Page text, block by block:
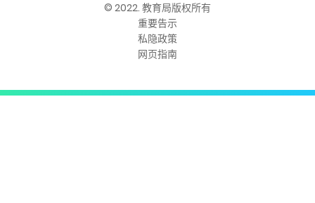
© 2022. 教育局版权所有
重要告示
私隐政策
网页指南